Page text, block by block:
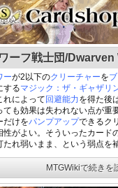
ワーフ戦士団/
ーが2以下のクリーチャーを
するマジック：ザ・ギャザリ
れによって 回避能力を得た後
ても効果は失われない点が重
だけをパンプアップできるク
性がよい。そういったカード
たれ弱いまま、という弱点
MTGWikiで続きを